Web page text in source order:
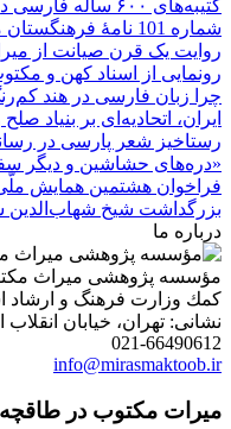
کتیبه‌های ۶۰۰ ساله فارسی در هندوستان
شماره 101 نامۀ فرهنگستان منتشر شد
روایت یک قرن صیانت از
رونمایی از اسناد کهن و
چرا زبان فارسی در هند
ایران، اتحادیه‌ای بر بنیاد
رستاخیز شعر پارسی در
«دره‌های حشاشین و دیگر
فراخوان هشتمین همایش
بزرگداشت شیخ شهاب‌الدین
درباره ما
كمك وزارت فرهنگ و ارشاد
نشانی: تهران، خیابان انقلاب اسلامی،
021-66490612
info@mirasmaktoob.ir
میرات مکتوب در طاقچه